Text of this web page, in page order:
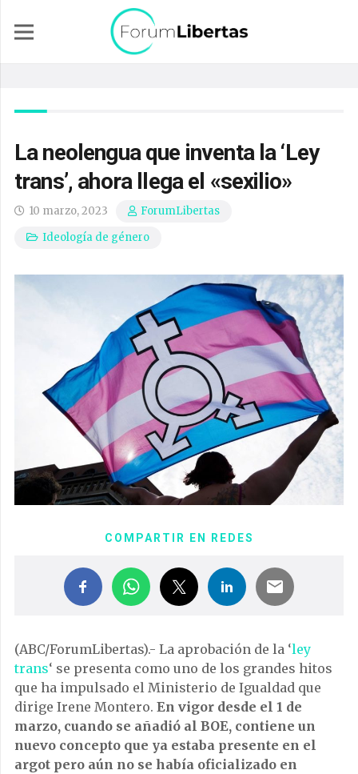
La neolengua que inventa la ‘Ley
trans’, ahora llega el «sexilio»
10 marzo, 2023
ForumLibertas
Ideología de género
COMPARTIR EN REDES
(ABC/ForumLibertas).- La aprobación de la ‘ley
trans‘ se presenta como uno de los grandes hitos
que ha impulsado el Ministerio de Igualdad que
dirige Irene Montero. En vigor desde el 1 de
marzo, cuando se añadió al BOE, contiene un
nuevo concepto que ya estaba presente en el
argot pero aún no se había oficializado en